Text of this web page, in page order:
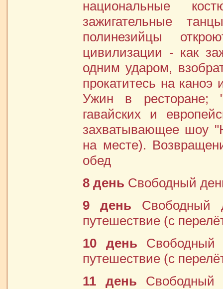
национальные
зажигательные
полинезийцы
цивилизации - как
одним ударом,
прокатитесь на
Ужин в ресторане;
гавайских и
захватывающее шоу
на месте).
обед
8 день Свободный
9 день Свободный
путешествие (с
10 день Свободный
путешествие (с
11 день Свободный